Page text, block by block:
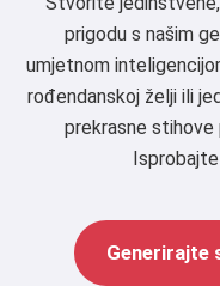
prigodu s našim
umjetnom
rođendanskoj želji ili
prekrasne stihove
Generirajte